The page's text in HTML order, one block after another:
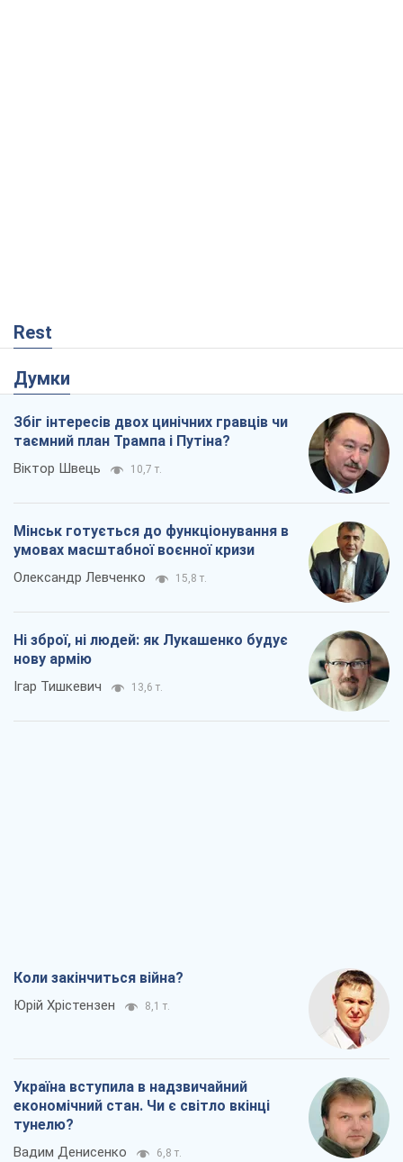
Rest
Думки
Збіг інтересів двох цинічних гравців чи
таємний план Трампа і Путіна?
Віктор Швець 10,7 т.
Мінськ готується до функціонування в
умовах масштабної воєнної кризи
Олександр Левченко 15,8 т.
Ні зброї, ні людей: як Лукашенко будує
нову армію
Ігар Тишкевич 13,6 т.
Коли закінчиться війна?
Юрій Хрістензен 8,1 т.
Україна вступила в надзвичайний
економічний стан. Чи є світло вкінці
тунелю?
Вадим Денисенко 6,8 т.